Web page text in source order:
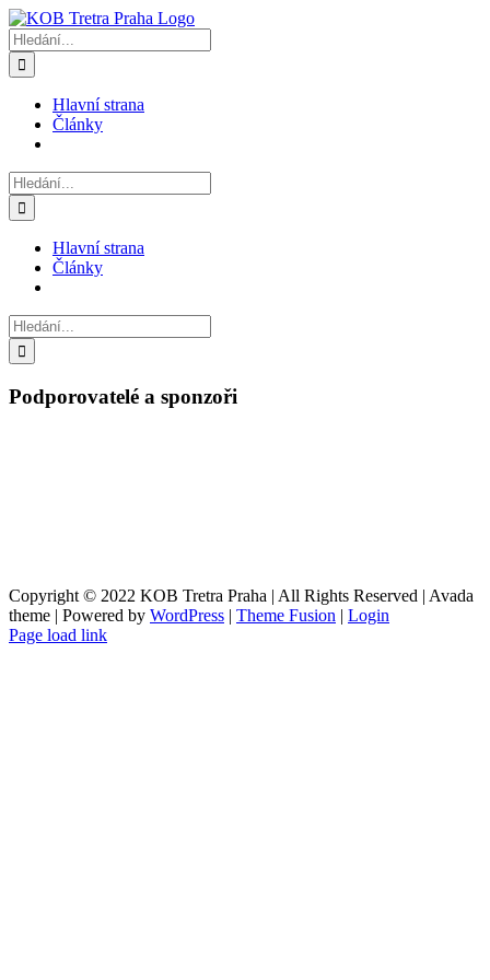
Přeskočit
na
obsah
Hledat:
Hlavní strana
Články
Hledat:
Hlavní strana
Články
Hledat:
Podporovatelé a sponzoři
Copyright © 2022 KOB Tretra Praha | All Rights Reserved | Avada
theme | Powered by WordPress | Theme Fusion | Login
Page load link